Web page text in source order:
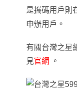
是攜碼用戶則
申辦用戶。
有關台灣之星
見官網 。